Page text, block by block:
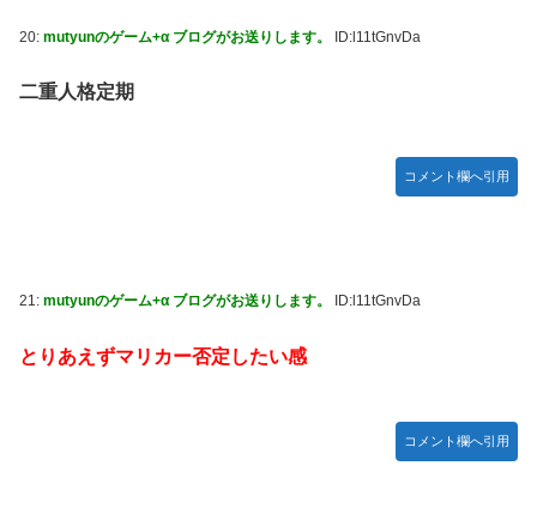
20: mutyunのゲーム+α ブログがお送りします。 ID:l11tGnvDa
二重人格定期
コメント欄へ引用
21: mutyunのゲーム+α ブログがお送りします。 ID:l11tGnvDa
とりあえずマリカー否定したい感
コメント欄へ引用